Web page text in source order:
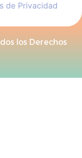
de Privacidad
los Derechos